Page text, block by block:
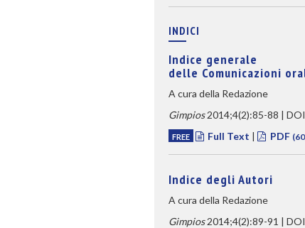
INDICI
Indice generale
delle Comunicazioni
A cura della Redazione
Gimpios2014;4(2):85-88 | DOI
FREE Full Text | PDF
Indice degli Autori
A cura della Redazione
Gimpios2014;4(2):89-91 | DOI